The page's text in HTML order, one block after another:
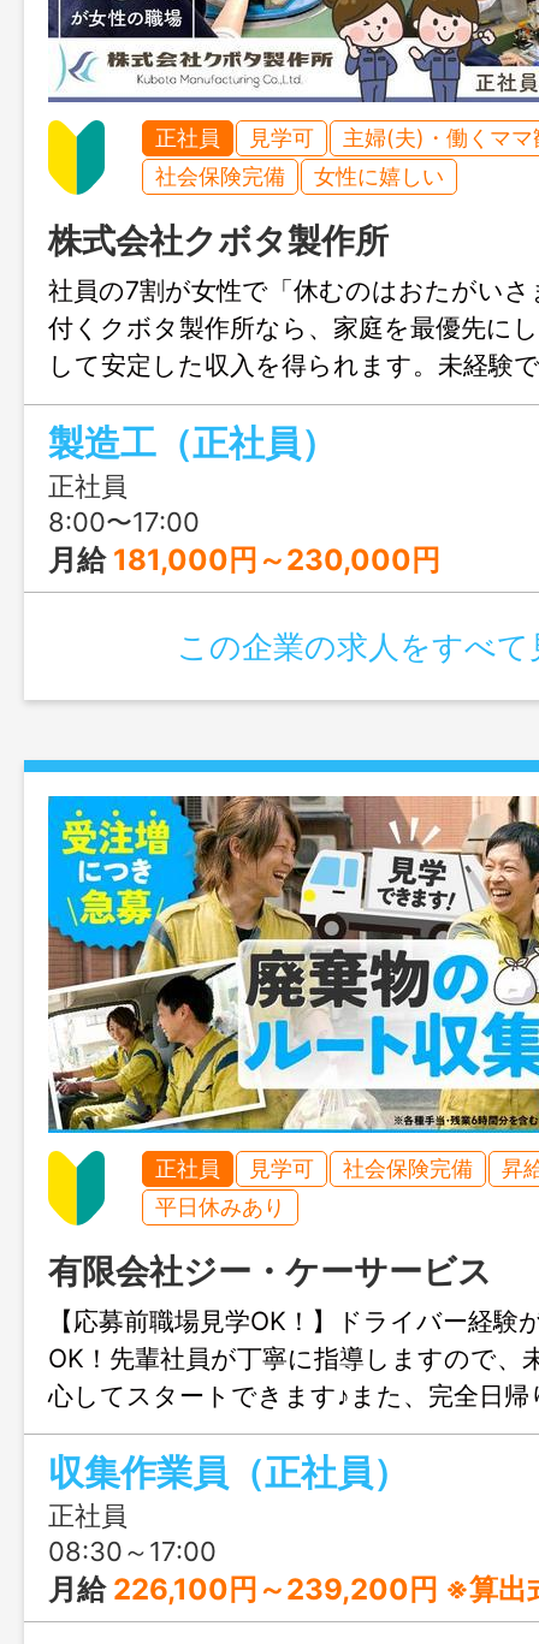
正社員 見学可
主婦(夫)・働くママ
社会保険完備
女性に嬉しい
株式会社クボタ製作所
社員の7割が女性で「休むのはおたがいさ
付くクボタ製作所なら、家庭を最優先に
して安定した収入を得られます。未経験
備と、お互いを褒め合う温かい職場で、
場所」を見つけませんか？
製造工（正社員）
正社員
8:00〜17:00
月給 181,000円～230,000円
この企業の求人をすべて
正社員 見学可 社会保険完備
昇
平日休みあり
有限会社ジー・ケーサービス
【応募前職場見学OK！】ドライバー経験
OK！先輩社員が丁寧に指導しますので、
心してスタートできます♪また、完全日帰
し、実働7時間で、無理なく長く働ける環
す◎
収集作業員（正社員）
正社員
08:30～17:00
月給 226,100円～239,200円 ※算出式：日給 8,250円～8,500円×月24.4日稼働の場合 ※固定手当（携帯手当・職務手当・通勤